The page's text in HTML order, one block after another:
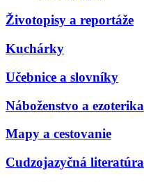
Životopisy a reportáže
Kuchárky
Učebnice a slovníky
Náboženstvo a ezoterika
Mapy a cestovanie
Cudzojazyčná literatúra